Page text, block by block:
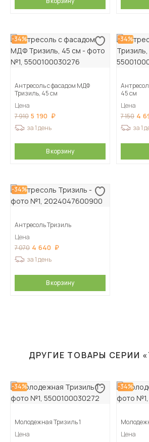
-34%
Антресоль с фасадом МДФ
Тризиль, 45 см
Цена
7 910 5 190
за 1 день
В корзину
-34%
45 см
Цена
7 150 4
за 1
-34%
Антресоль Тризиль
Цена
7 070 4 640
за 1 день
В корзину
ДРУГИЕ ТОВАРЫ СЕРИИ
-34%
Молодежная Тризиль 1
Цена
-34%
Цена